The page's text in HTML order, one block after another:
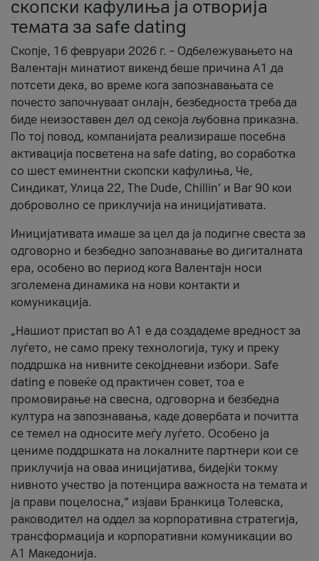
скопски кафулиња ја отворија
темата за safe dating
Скопје, 16 февруари 2026 г. – Одбележувањето на
Валентајн минатиот викенд беше причина А1 да
потсети дека, во време кога запознавањата се
почесто започнуваат онлајн, безбедноста треба да
биде неизоставен дел од секоја љубовна приказна.
По тој повод, компанијата реализираше посебна
активација посветена на safe dating, во соработка
со шест еминентни скопски кафулиња, Че,
Синдикат, Улица 22, The Dude, Chillin’ и Bar 90 кои
доброволно се приклучија на иницијативата.
Иницијативата имаше за цел да ја подигне свеста за
одговорно и безбедно запознавање во дигиталната
ера, особено во период кога Валентајн носи
зголемена динамика на нови контакти и
комуникација.
„Нашиот пристап во А1 е да создадеме вредност за
луѓето, не само преку технологија, туку и преку
поддршка на нивните секојдневни избори. Safe
dating е повеќе од практичен совет, тоа е
промовирање на свесна, одговорна и безбедна
култура на запознавања, каде довербата и почитта
се темел на односите меѓу луѓето. Особено ја
цениме поддршката на локалните партнери кои се
приклучија на оваа иницијатива, бидејќи токму
нивното учество ја потенцира важноста на темата и
ја прави поцелосна,“ изјави Бранкица Толевска,
раководител на оддел за корпоративна стратегија,
трансформација и корпоративни комуникации во
А1 Македонија.